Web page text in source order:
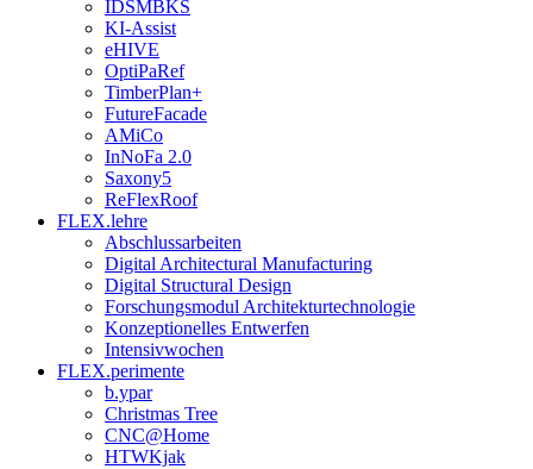
IDSMBKS
KI-Assist
eHIVE
OptiPaRef
TimberPlan+
FutureFacade
AMiCo
InNoFa 2.0
Saxony5
ReFlexRoof
FLEX.lehre
Abschlussarbeiten
Digital Architectural Manufacturing
Digital Structural Design
Forschungsmodul Architekturtechnologie
Konzeptionelles Entwerfen
Intensivwochen
FLEX.perimente
b.ypar
Christmas Tree
CNC@Home
HTWKjak